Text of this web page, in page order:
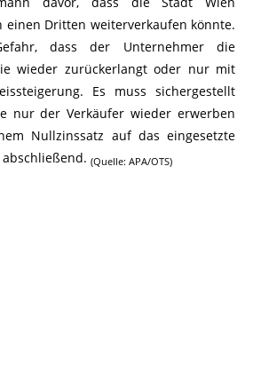
einen Dritten weiterverkaufen könnte.
dass der Unternehmer die
wieder zurückerlangt oder nur mit
Es muss sichergestellt
nur der Verkäufer wieder erwerben
Nullzinssatz auf das eingesetzte
(Quelle: APA/OTS)